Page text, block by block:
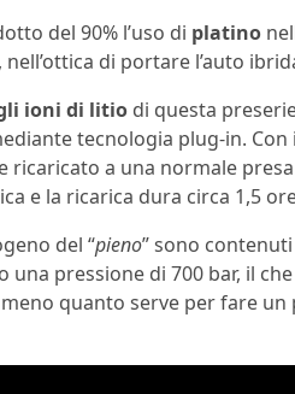
del 90% l’uso di platino
di portare l’auto
ioni di litio di questa
tecnologia plug-in.
ricaricato a una normale
e la ricarica dura circa 1,5
del “pieno” sono
una pressione di 700 bar, il
quanto serve per fare